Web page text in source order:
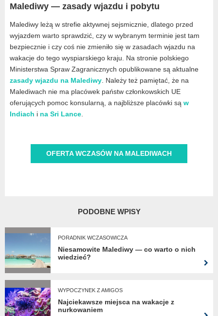
Malediwy — zasady wjazdu i pobytu
Malediwy leżą w strefie aktywnej sejsmicznie, dlatego przed
wyjazdem warto sprawdzić, czy w wybranym terminie jest tam
bezpiecznie i czy coś nie zmieniło się w zasadach wjazdu na
wakacje do tego wyspiarskiego kraju. Na stronie polskiego
Ministerstwa Spraw Zagranicznych opublikowane są aktualne
zasady wjazdu na Malediwy. Należy też pamiętać, że na
Malediwach nie ma placówek państw członkowskich UE
oferujących pomoc konsularną, a najbliższe placówki są w
Indiach i na Sri Lance.
OFERTA WCZASÓW NA MALEDIWACH
PODOBNE WPISY
PORADNIK WCZASOWICZA
Niesamowite Malediwy — co warto o nich
wiedzieć?
WYPOCZYNEK Z AMIGOS
Najciekawsze miejsca na wakacje z
nurkowaniem